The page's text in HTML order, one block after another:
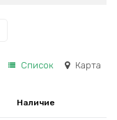
Список Карта
Наличие